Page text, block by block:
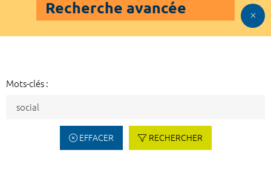
Recherche avancée
Mots-clés :
EFFACER RECHERCHER